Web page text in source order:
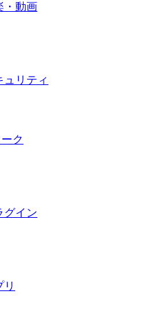
・動画
ュリティ
ク
グイン
リ